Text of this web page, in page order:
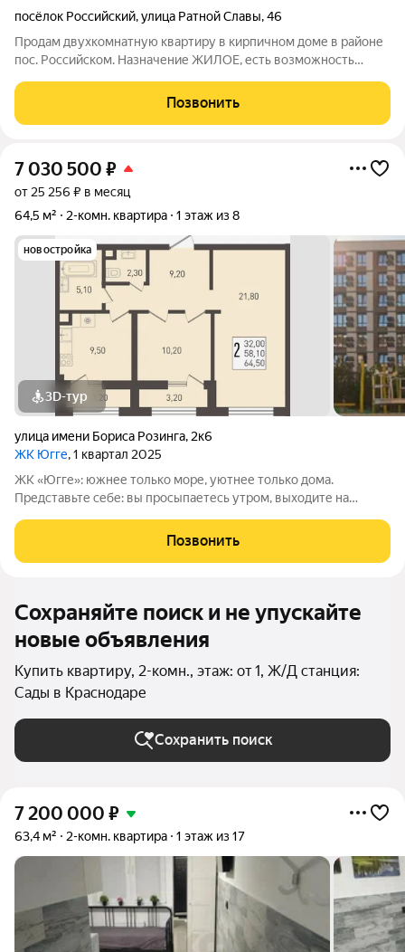
посёлок Российский,улица Ратной Славы,46
Продам двухкомнатную квартиру в кирпичном доме в районе
пос. Российском. Назначение ЖИЛОЕ, есть возможность
дворе зелень, цветы и детская площадка. Есть места для
парковки авто. И главное,
Позвонить
7 030 500 ₽
от 25 256 ₽ в месяц
64,5 м²
2-комн. квартира 1 этаж из 8
новостройка
3D-тур
улица имени Бориса Розинга, 2к6
ЖК Югге, 1 квартал 2025
ЖК «Югге»: южнее только море, уютнее только дома.
Представьте себе: вы просыпаетесь утром, выходите на
зелёный парк, наполненный ароматом хвои. Вокруг - тишина,
спокойствие и ощущение полной
Позвонить
Сохраняйте поиск и не упускайте
новые объявления
Купить квартиру, 2-комн., этаж: от 1, Ж/Д станция:
Сады в Краснодаре
Сохранить поиск
7 200 000 ₽
63,4 м² 2-комн. квартира 1 этаж из 17